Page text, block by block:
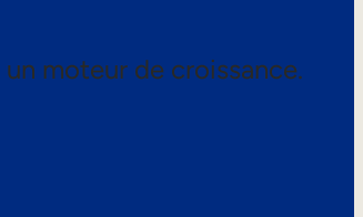
moteur de croissance.